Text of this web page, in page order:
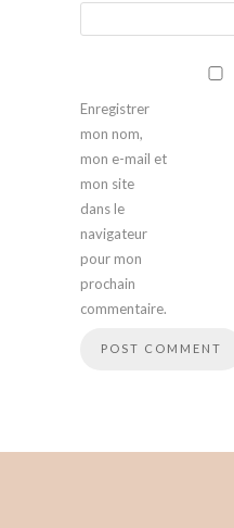
Enregistrer
mon nom,
mon e-mail et
mon site
dans le
navigateur
pour mon
prochain
commentaire.